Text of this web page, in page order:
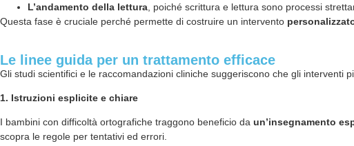
L’andamento della lettura , poiché scrittura e lettura sono processi
Questa fase è cruciale perché permette di costruire un intervento
Le linee guida per un trattamento efficace
Gli studi scientifici e le raccomandazioni cliniche suggeriscono che gli interventi
1. Istruzioni esplicite e chiare
I bambini con difficoltà ortografiche traggono beneficio da un’insegnamento
scopra le regole per tentativi ed errori.